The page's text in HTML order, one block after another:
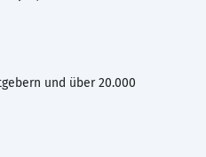
und über 20.000